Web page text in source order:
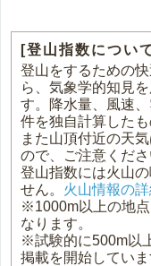
[登山指数につい
登山をするための
ら、気象学的知見
す。降水量、風速
件を独自計算したも
また山頂付近の天
ので、ご注意くださ
登山指数には火山
せん。 火山情報の
※1000m以上の地
なります。
※試験的に500m以
掲載を開始していま